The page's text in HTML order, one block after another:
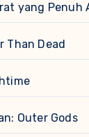
yang Penuh
Than Dead
Outer Gods